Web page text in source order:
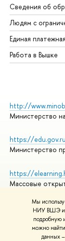
Мы
НИУ ВШЭ и
подробную
можно найти
данных –
Сведения об
Людям с
Единая
Работа в Вышке
http://
Министерство
https://
Министерство
https://
Массовые
© НИУ ВШЭ
Условия